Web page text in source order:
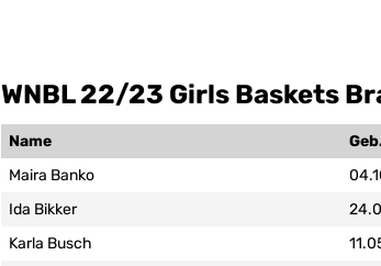
WNBL 22/23 Girls Baskets
Name
Maira Banko
Ida Bikker
Karla Busch